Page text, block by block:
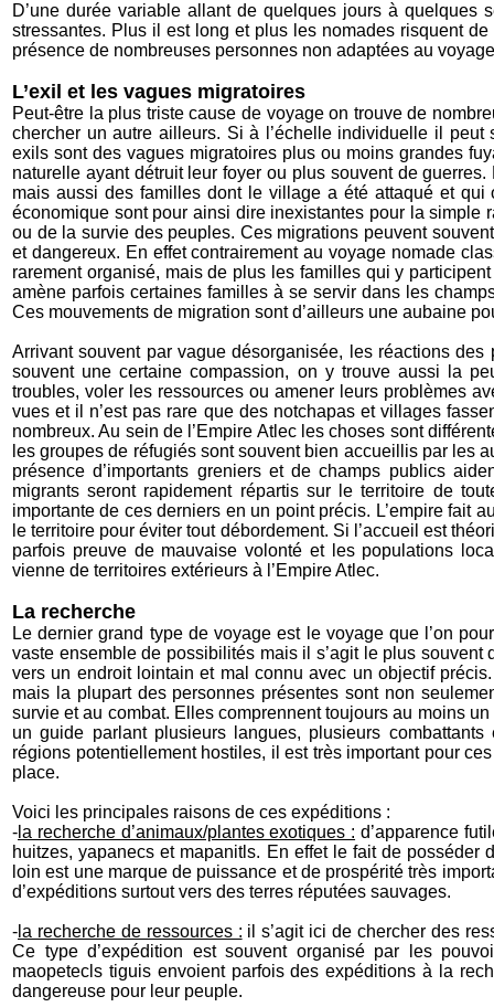
D’une durée variable allant de quelques jours à quelques
stressantes. Plus il est long et plus les nomades risquent
présence de nombreuses personnes non adaptées au
L’exil et les vagues migratoires
Peut-être la plus triste cause de voyage on trouve de
chercher un autre ailleurs. Si à l’échelle individuelle il
exils sont des vagues migratoires plus ou moins grandes
naturelle ayant détruit leur foyer ou plus souvent de
mais aussi des familles dont le village a été attaqué et
économique sont pour ainsi dire inexistantes pour la simple
ou de la survie des peuples. Ces migrations peuvent
et dangereux. En effet contrairement au voyage nomade
rarement organisé, mais de plus les familles qui y
amène parfois certaines familles à se servir dans les
Ces mouvements de migration sont d’ailleurs une aubaine
Arrivant souvent par vague désorganisée, les réactions
souvent une certaine compassion, on y trouve aussi la
troubles, voler les ressources ou amener leurs problèmes
vues et il n’est pas rare que des notchapas et villages
nombreux. Au sein de l’Empire Atlec les choses sont
les groupes de réfugiés sont souvent bien accueillis par les
présence d’importants greniers et de champs publics
migrants seront rapidement répartis sur le territoire de
importante de ces derniers en un point précis. L’empire fait
le territoire pour éviter tout débordement. Si l’accueil est
parfois preuve de mauvaise volonté et les populations
vienne de territoires extérieurs à l’Empire Atlec.
La recherche
Le dernier grand type de voyage est le voyage que l’on
vaste ensemble de possibilités mais il s’agit le plus
vers un endroit lointain et mal connu avec un objectif
mais la plupart des personnes présentes sont non
survie et au combat. Elles comprennent toujours au moins
un guide parlant plusieurs langues, plusieurs
régions potentiellement hostiles, il est très important pour
place.
Voici les principales raisons de ces expéditions :
- la recherche d’animaux/plantes exotiques : d’apparence
huitzes, yapanecs et mapanitls. En effet le fait de
loin est une marque de puissance et de prospérité très
d’expéditions surtout vers des terres réputées sauvages.
- la recherche de ressources : il s’agit ici de chercher des
Ce type d’expédition est souvent organisé par les
maopetecls tiguis envoient parfois des expéditions à la
dangereuse pour leur peuple.